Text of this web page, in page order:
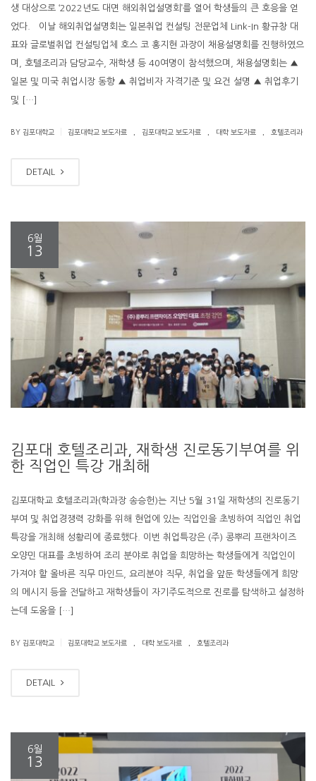
생 대상으로 ‘2022년도 대면 해외취업설명회’를 열어 학생들의 큰 호응을 얻
었다. 이날 해외취업설명회는 일본취업 컨설팅 전문업체 Link-In 황규창 대
표와 글로벌취업 컨설팅업체 호스 코 홍지현 과장이 채용설명회를 진행하였으
며, 호텔조리과 담당교수, 재학생 등 40여명이 참석했으며, 채용설명회는 ▲
일본 및 미국 취업시장 동향 ▲ 취업비자 자격기준 및 요건 설명 ▲ 취업후기
및 […]
BY 김포대학교 김포대학교 보도자료 김포대학교 보도자료 대학 보도자료 호텔조리과
DETAIL
6월
13
김포대 호텔조리과, 재학생 진로동기부여를 위
한 직업인 특강 개최해
김포대학교 호텔조리과(학과장 송승헌)는 지난 5월 31일 재학생의 진로동기
부여 및 취업경쟁력 강화를 위해 현업에 있는 직업인을 초빙하여 직업인 취업
특강을 개최해 성황리에 종료했다. 이번 취업특강은 (주) 콩뿌리 프랜차이즈
오양민 대표를 초빙하여 조리 분야로 취업을 희망하는 학생들에게 직업인이
가져야 할 올바른 직무 마인드, 요리분야 직무, 취업을 앞둔 학생들에게 희망
의 메시지 등을 전달하고 재학생들이 자기주도적으로 진로를 탐색하고 설정하
는데 도움을 […]
BY 김포대학교 김포대학교 보도자료 대학 보도자료 호텔조리과
DETAIL
6월
13